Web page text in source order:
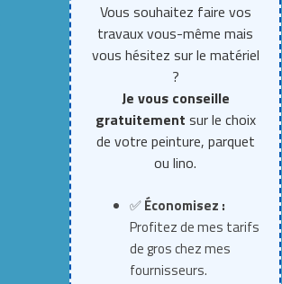
Vous souhaitez faire vos
travaux vous-même mais
vous hésitez sur le matériel
?
Je vous conseille
gratuitement sur le choix
de votre peinture, parquet
ou lino.
✅Économisez :
Profitez de mes tarifs
de gros chez mes
fournisseurs.